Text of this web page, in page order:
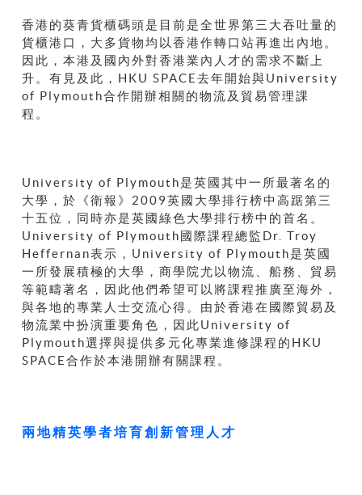
香港的葵青貨櫃碼頭是目前是全世界第三大吞吐量的
貨櫃港口，大多貨物均以香港作轉口站再進出內地。
因此，本港及國內外對香港業內人才的需求不斷上
升。有見及此，HKU SPACE去年開始與University
of Plymouth合作開辦相關的物流及貿易管理課
程。
University of Plymouth是英國其中一所最著名的
大學，於《衛報》2009英國大學排行榜中高踞第三
十五位，同時亦是英國綠色大學排行榜中的首名。
University of Plymouth國際課程總監Dr. Troy
Heffernan表示，University of Plymouth是英國
一所發展積極的大學，商學院尤以物流、船務、貿易
等範疇著名，因此他們希望可以將課程推廣至海外，
與各地的專業人士交流心得。由於香港在國際貿易及
物流業中扮演重要角色，因此University of
Plymouth選擇與提供多元化專業進修課程的HKU
SPACE合作於本港開辦有關課程。
兩地精英學者培育創新管理人才